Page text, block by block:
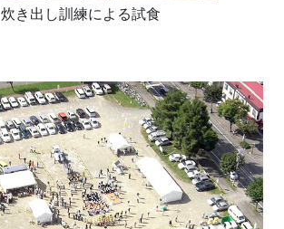
炊き出し訓練による試食